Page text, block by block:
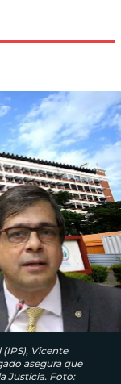
Vicente
asegura que
Justicia. Foto: